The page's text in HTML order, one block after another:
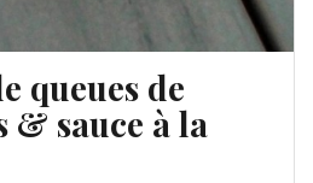
queues de
& sauce à la